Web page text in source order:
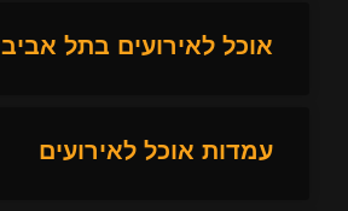
אוכל לאירועים בתל אביב
עמדות אוכל לאירועים